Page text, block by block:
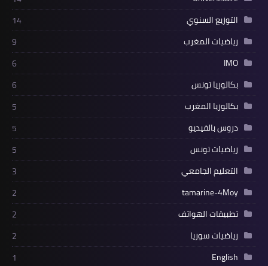
التوزيع السنوي
14
رياضيات المغرب
9
IMO
6
بكالوريا تونس
6
بكالوريا المغرب
5
دروس بالفيديو
5
رياضيات تونس
5
التعليم الجامعي
3
tamarine-4Moy
2
تطبيقات الهواتف
2
رياضيات سوريا
2
English
1